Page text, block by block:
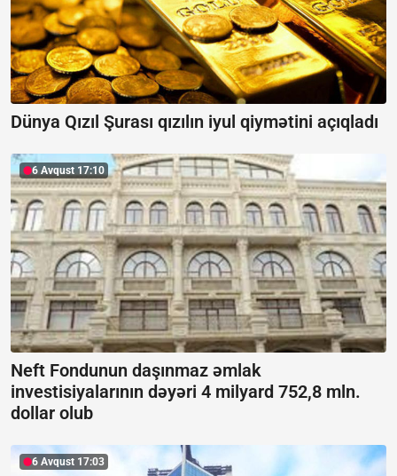
Dünya Qızıl Şurası qızılın iyul qiymətini açıqladı
6 Avqust 17:10
Neft Fondunun daşınmaz əmlak
investisiyalarının dəyəri 4 milyard 752,8 mln.
dollar olub
6 Avqust 17:03